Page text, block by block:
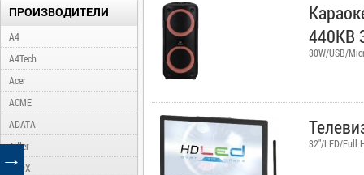
ПРОИЗВОДИТЕЛИ
A4
A4Tech
Acer
ACME
ADATA
Adler
AFOX
440KB
30W/USB/
32"/LED/Full
→